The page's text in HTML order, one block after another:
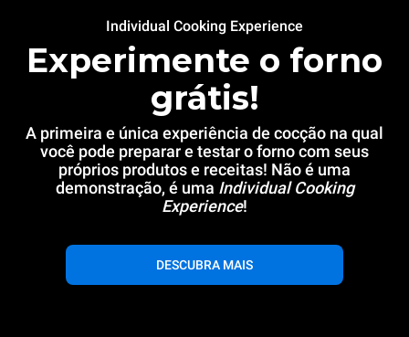
Individual Cooking Experience
Experimente o forno
grátis!
A primeira e única experiência de cocção na qual
você pode preparar e testar o forno com seus
próprios produtos e receitas! Não é uma
demonstração, é uma Individual Cooking
Experience!
DESCUBRA MAIS